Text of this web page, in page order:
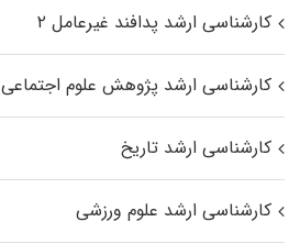
کارشناسی ارشد پدافند غیرعامل ۲
کارشناسی ارشد پژوهش علوم اجتماعی
کارشناسی ارشد تاریخ
کارشناسی ارشد علوم ورزشی